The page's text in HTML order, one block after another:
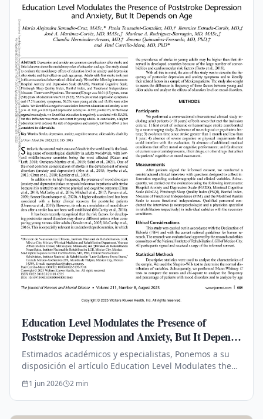
Education Level Modulates the Presence of
Poststroke Depression and Anxiety, But It Depends
on Age
Estimados académicos y especialistas, Ponemos a su
disposición el artículo Education Level Modulates the
Depends on Age que…
1 jun 2026 2 min